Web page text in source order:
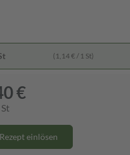
(1,14 € / 1 St)
€
einlösen